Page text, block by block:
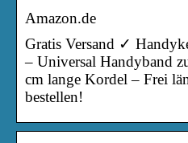
Amazon.de
Gratis Versand ✓
– Universal Handyband
cm lange Kordel – Frei
bestellen!